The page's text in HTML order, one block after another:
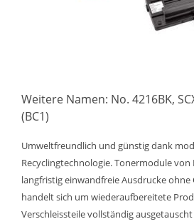
Weitere Namen: No. 4216BK,
(BC1)
Umweltfreundlich und günstig dank
Recyclingtechnologie. Tonermodule von
langfristig einwandfreie Ausdrucke ohne
handelt sich um wiederaufbereitete
Verschleissteile vollständig